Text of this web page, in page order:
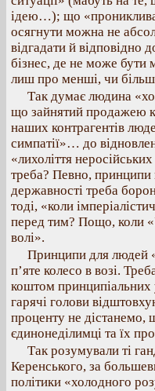
ідею…); що «прониклива
осягнути можна не
відгадати й відповідно
бізнес, де не може бути
лиш про менші, чи
Так думає людина
що зайнятий продажею
наших контрагентів
симпатії»… до
«лихоліття
треба? Певно, принципи
державності треба
тоді, «коли
перед тим? Пощо, коли
волі».
Принципи для людей
п’яте колесо в возі.
коштом принципіальних
гарячі голови
проценту не
єдинонеділимці та їх
Так розумували ті
Керенського, за
політики «холодного